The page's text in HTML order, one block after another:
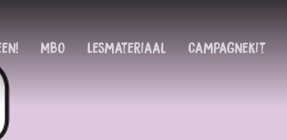
MBO Lesmateriaal Campagnekit